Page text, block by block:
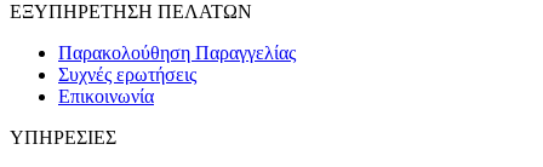
ΕΞΥΠΗΡΕΤΗΣΗ ΠΕΛΑΤΩΝ
Παρακολούθηση Παραγγελίας
Συχνές ερωτήσεις
Επικοινωνία
ΥΠΗΡΕΣΙΕΣ